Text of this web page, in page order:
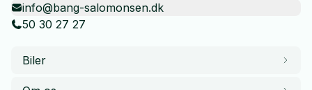
info@bang-salomonsen.dk
50 30 27 27
Biler